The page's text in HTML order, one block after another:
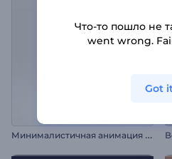
М
инималистичная анимация лого
Что-то пошло не
went wrong.
Got